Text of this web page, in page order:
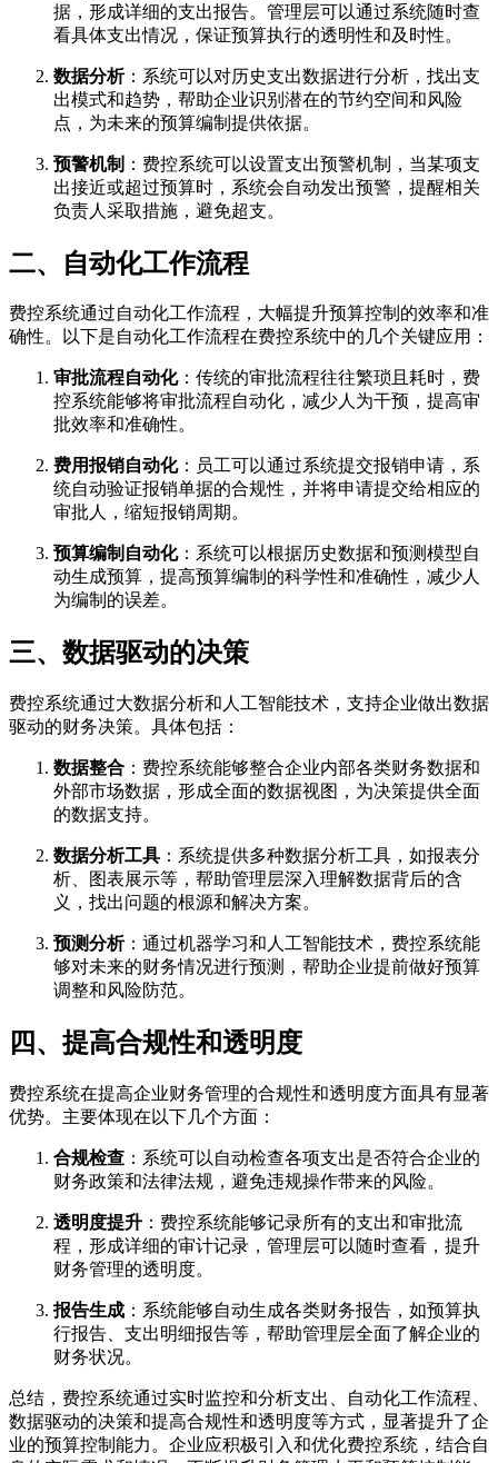
据，形成详细的支出报告。管理层可以通过系统随时查
看具体支出情况，保证预算执行的透明性和及时性。
数据分析：系统可以对历史支出数据进行分析，找出支
出模式和趋势，帮助企业识别潜在的节约空间和风险
点，为未来的预算编制提供依据。
预警机制 ：费控系统可以设置支出预警机制，当某项支
出接近或超过预算时，系统会自动发出预警，提醒相关
负责人采取措施，避免超支。
二、自动化工作流程
费控系统通过自动化工作流程，大幅提升预算控制的效率和准
确性。以下是自动化工作流程在费控系统中的几个关键应用：
审批流程自动化：传统的审批流程往往繁琐且耗时，费
控系统能够将审批流程自动化，减少人为干预，提高审
批效率和准确性。
费用报销自动化：员工可以通过系统提交报销申请，系
统自动验证报销单据的合规性，并将申请提交给相应的
审批人，缩短报销周期。
预算编制自动化：系统可以根据历史数据和预测模型自
动生成预算，提高预算编制的科学性和准确性，减少人
为编制的误差。
三、数据驱动的决策
费控系统通过大数据分析和人工智能技术，支持企业做出数据
驱动的财务决策。具体包括：
数据整合 ：费控系统能够整合企业内部各类财务数据和
外部市场数据，形成全面的数据视图，为决策提供全面
的数据支持。
数据分析工具 ：系统提供多种数据分析工具，如报表分
析、图表展示等，帮助管理层深入理解数据背后的含
义，找出问题的根源和解决方案。
预测分析：通过机器学习和人工智能技术，费控系统能
够对未来的财务情况进行预测，帮助企业提前做好预算
调整和风险防范。
四、提高合规性和透明度
费控系统在提高企业财务管理的合规性和透明度方面具有显著
优势。主要体现在以下几个方面：
合规检查 ：系统可以自动检查各项支出是否符合企业的
财务政策和法律法规，避免违规操作带来的风险。
透明度提升 ：费控系统能够记录所有的支出和审批流
程，形成详细的审计记录，管理层可以随时查看，提升
财务管理的透明度。
报告生成 ：系统能够自动生成各类财务报告，如预算执
行报告、支出明细报告等，帮助管理层全面了解企业的
财务状况。
总结，费控系统通过实时监控和分析支出、自动化工作流程、
数据驱动的决策和提高合规性和透明度等方式，显著提升了企
业的预算控制能力。企业应积极引入和优化费控系统，结合自